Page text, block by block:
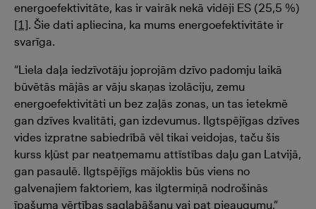
energoefektivitāte, kas ir vairāk nekā vidēji ES (25,5 %)
[1]. Šie dati apliecina, ka mums energoefektivitāte ir
svarīga.
“Liela daļa iedzīvotāju joprojām dzīvo padomju laikā
būvētās mājās ar vāju skaņas izolāciju, zemu
energoefektivitāti un bez zaļās zonas, un tas ietekmē
gan dzīves kvalitāti, gan izdevumus. Ilgtspējīgas dzīves
vides izpratne sabiedrībā vēl tikai veidojas, taču šis
kurss kļūst par neatņemamu attīstības daļu gan Latvijā,
gan pasaulē. Ilgtspējīgs mājoklis būs viens no
galvenajiem faktoriem, kas ilgtermiņā nodrošinās
īpašuma vērtības saglabāšanu vai pat pieaugumu,”